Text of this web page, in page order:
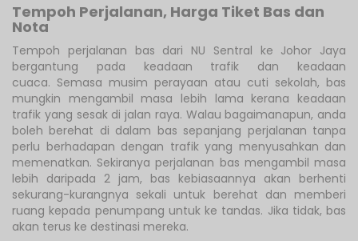
Tempoh Perjalanan, Harga Tiket Bas dan
Nota
Tempoh perjalanan bas dari NU Sentral ke Johor Jaya
bergantung pada keadaan trafik dan keadaan
cuaca. Semasa musim perayaan atau cuti sekolah, bas
mungkin mengambil masa lebih lama kerana keadaan
trafik yang sesak di jalan raya. Walau bagaimanapun, anda
boleh berehat di dalam bas sepanjang perjalanan tanpa
perlu berhadapan dengan trafik yang menyusahkan dan
memenatkan. Sekiranya perjalanan bas mengambil masa
lebih daripada 2 jam, bas kebiasaannya akan berhenti
sekurang-kurangnya sekali untuk berehat dan memberi
ruang kepada penumpang untuk ke tandas. Jika tidak, bas
akan terus ke destinasi mereka.